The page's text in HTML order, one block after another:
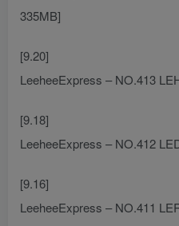
335MB]
[9.20]
LeeheeExpress – NO.413
[9.18]
LeeheeExpress – NO.412
[9.16]
LeeheeExpress – NO.411